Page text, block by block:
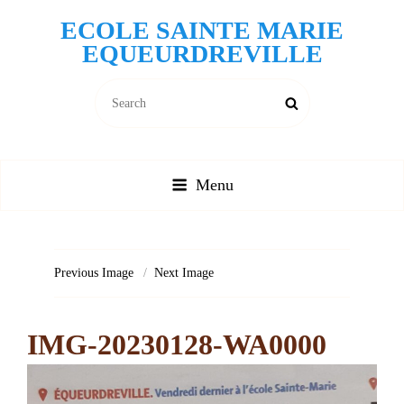
ECOLE SAINTE MARIE
EQUEURDREVILLE
Menu
Previous Image Next Image
IMG-20230128-WA0000